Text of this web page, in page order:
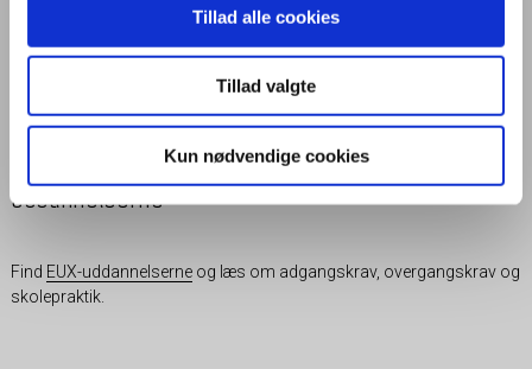
Tillad alle cookies
Tillad valgte
Kun nødvendige cookies
Vejleder
A Vester Allé 26, 8900
Randers
Uddannelserne
Find EUX-uddannelserne og læs om adgangskrav, overgangskrav og
skolepraktik.